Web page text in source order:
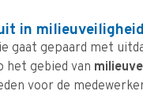
in milieuveiligheid
gaat gepaard met
het gebied van
voor de